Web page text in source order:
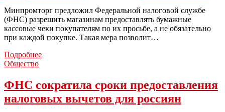
Федерального
казначейства
по
Тульской
Минпромторг предложил Федеральной налоговой службе
(ФНС) разрешить магазинам предоставлять бумажные
кассовые чеки покупателям по их просьбе, а не обязательно
при каждой покупке. Такая мера позволит…
ПодробнееМинпромторг
торговли
обязанность
Общество
ФНС сократила сроки предоставления
налоговых вычетов для россиян